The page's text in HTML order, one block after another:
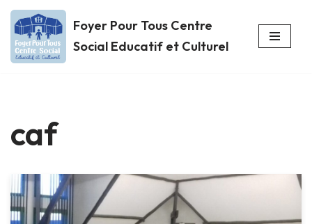
Aller
au
Foyer Pour Tous Centre
Social Educatif et Culturel
caf